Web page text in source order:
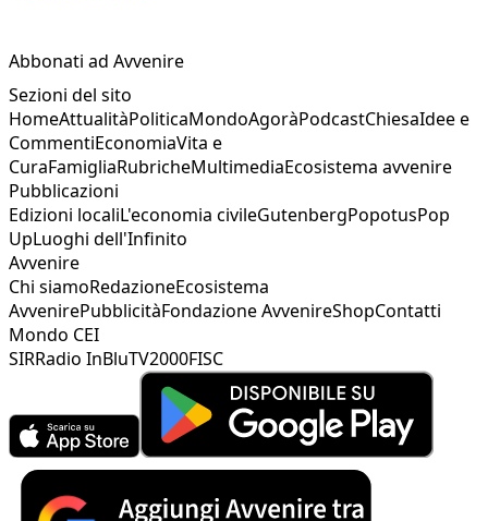
Abbonati ad Avvenire
Sezioni del sito
HomeAttualitàPoliticaMondoAgoràPodcastChiesaIdee e
CommentiEconomiaVita e
CuraFamigliaRubricheMultimediaEcosistema avvenire
Pubblicazioni
Edizioni localiL'economia civileGutenbergPopotusPop
UpLuoghi dell'Infinito
Avvenire
Chi siamoRedazioneEcosistema
AvvenirePubblicitàFondazione AvvenireShopContatti
Mondo CEI
SIRRadio InBluTV2000FISC